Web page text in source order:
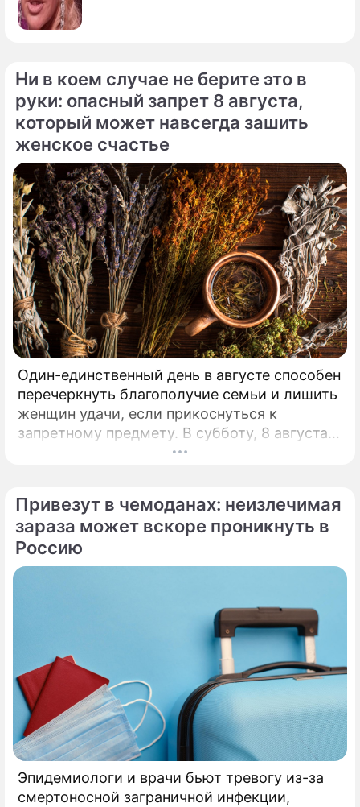
Ни в коем случае не берите это в
руки: опасный запрет 8 августа,
который может навсегда зашить
женское счастье
Один-единственный день в августе способен
перечеркнуть благополучие семьи и лишить
женщин удачи, если прикоснуться к
запретному предмету. В субботу, 8 августа,
православная церковь молитвенно чтит
Никомидийских.
Привезут в чемоданах: неизлечимая
зараза может вскоре проникнуть в
Россию
Эпидемиологи и врачи бьют тревогу из-за
смертоносной заграничной инфекции,